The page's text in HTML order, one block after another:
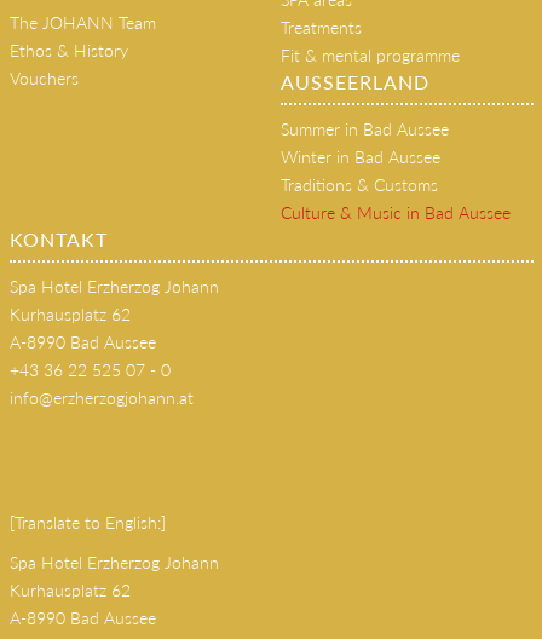
[TRANSLATE TO
ENGLISH:] HOTEL
The JOHANN Team
SPA & WELLNESS
SPA areas
Treatments
AUSSEERLAND
Summer in Bad Aussee
Winter in Bad Aussee
KONTAKT
Spa Hotel Erzherzog Johann
Kurhausplatz 62
A-8990 Bad Aussee
(copy 18)
[Translate to English:]
Spa Hotel Erzherzog Johann